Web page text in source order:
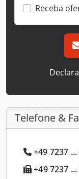
Receba
Telefone &
+49 7237
+49 7237